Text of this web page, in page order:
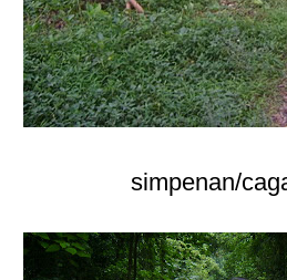
simpenan/